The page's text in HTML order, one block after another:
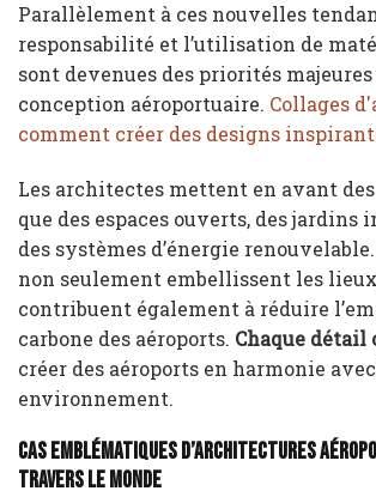
Parallèlement à ces nouvelles
responsabilité et l’utilisation de
sont devenues des priorités
conception aéroportuaire. Collages
comment créer des designs
Les architectes mettent en avant
que des espaces ouverts, des jardins
des systèmes d’énergie
non seulement embellissent les
contribuent également à réduire
carbone des aéroports. Chaque détail
créer des aéroports en harmonie
environnement.
Cas emblématiques d’architectures
travers le monde